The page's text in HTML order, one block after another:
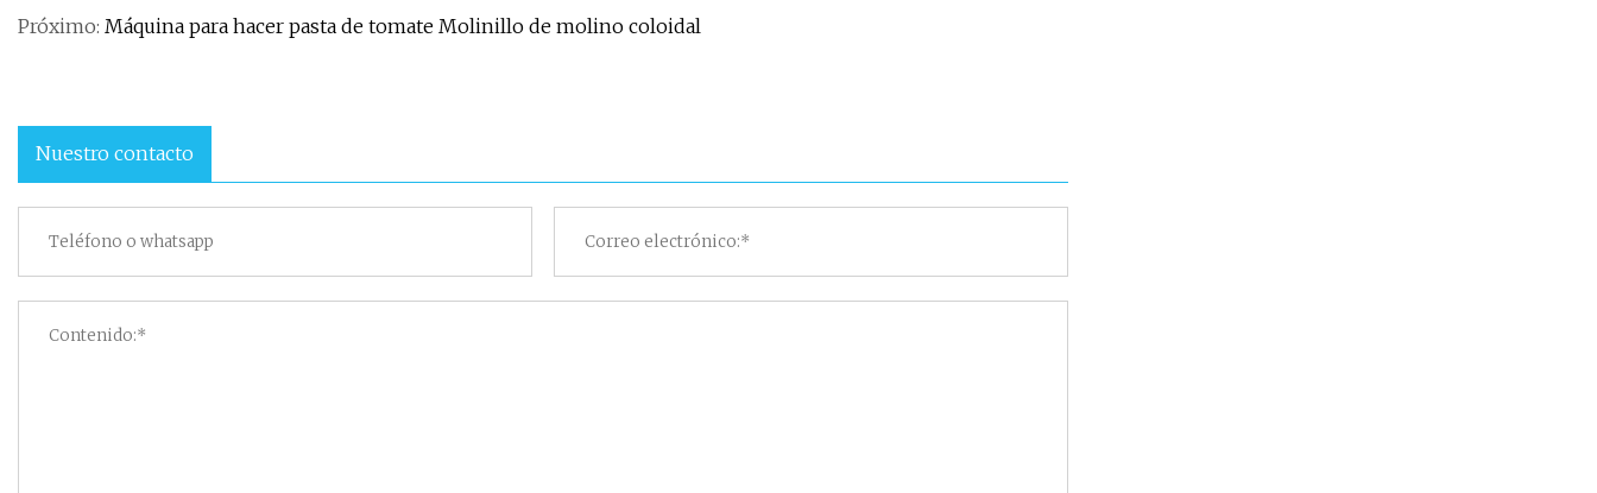
Próximo: Máquina para hacer pasta de tomate Molinillo de molino coloidal
Nuestro contacto